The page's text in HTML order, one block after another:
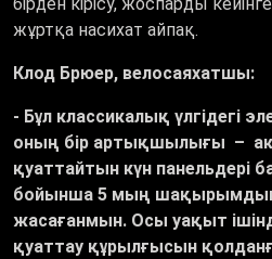
жұртқа насихат айпақ.
Клод Брюер, велосаяхатшы:
- Бұл классикалық үлгідегі
оның бір артықшылығы –
қуаттайтын күн панельдері
бойынша 5 мың
жасағанмын. Осы уақыт
қуаттау құрылғысын